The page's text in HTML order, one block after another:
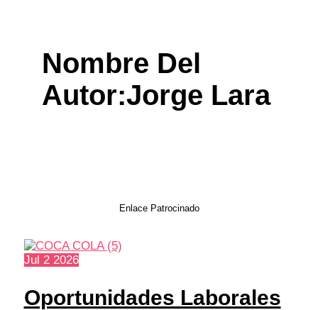
Nombre Del
Autor:Jorge Lara
Enlace Patrocinado
Jul 2 2026
Oportunidades Laborales